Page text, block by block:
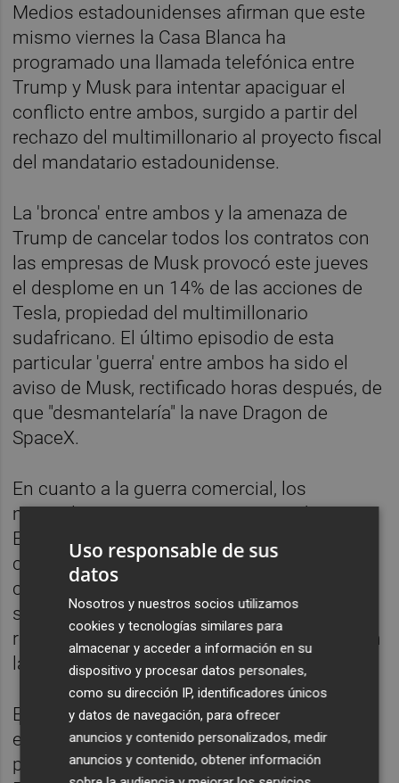
Medios estadounidenses afirman que este
mismo viernes la Casa Blanca ha
programado una llamada telefónica entre
Trump y Musk para intentar apaciguar el
conflicto entre ambos, surgido a partir del
rechazo del multimillonario al proyecto fiscal
del mandatario estadounidense.
La 'bronca' entre ambos y la amenaza de
Trump de cancelar todos los contratos con
las empresas de Musk provocó este jueves
el desplome en un 14% de las acciones de
Tesla, propiedad del multimillonario
sudafricano. El último episodio de esta
particular 'guerra' entre ambos ha sido el
aviso de Musk, rectificado horas después, de
que "desmantelaría" la nave Dragon de
SpaceX.
En cuanto a la guerra comercial, los
mercados esperan avances entre China y
Estados Unidos después de la "excelente"
conversación entre Trump y el presidente
chino, Xi Jinping, y el compromiso de que
sus equipos negociadores volverán a
reunirse "en breve" para seguir avanzando en
las conversaciones.
En el plano macroeconómico, los inversores
estarán pendientes este viernes de la
publicación de las nóminas no agrícolas de
Uso responsable de sus
datos
Nosotros y nuestros socios utilizamos
cookies y tecnologías similares para
almacenar y acceder a información en su
dispositivo y procesar datos personales,
como su dirección IP, identificadores únicos
y datos de navegación, para ofrecer
anuncios y contenido personalizados, medir
anuncios y contenido, obtener información